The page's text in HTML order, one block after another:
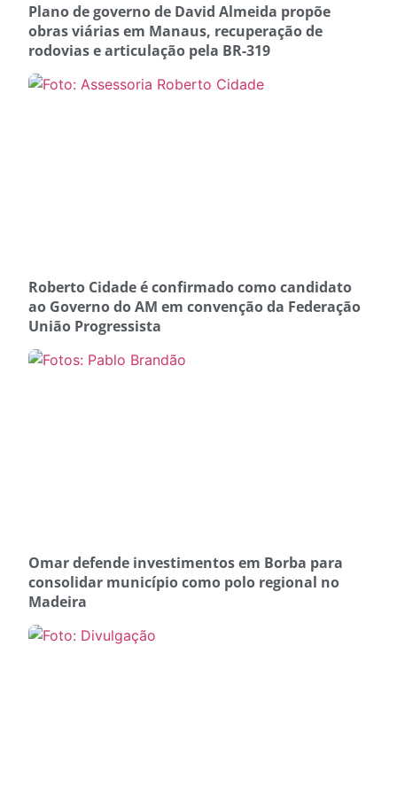
Plano de governo de David Almeida propõe
obras viárias em Manaus, recuperação de
rodovias e articulação pela BR-319
Roberto Cidade é confirmado como candidato
ao Governo do AM em convenção da Federação
União Progressista
Omar defende investimentos em Borba para
consolidar município como polo regional no
Madeira